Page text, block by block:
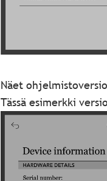
Näet
Tässä esimerkki